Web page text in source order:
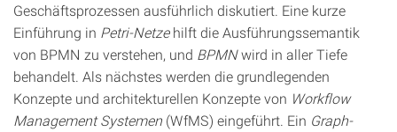
Geschäftsprozessen ausführlich diskutiert. Eine kurze
Einführung in Petri-Netzehilft die Ausführungssemantik
von BPMN zu verstehen, und BPMNwird in aller Tiefe
behandelt. Als nächstes werden die grundlegenden
Konzepte und architekturellen Konzepte von Workflow
Management Systemen (WfMS) eingeführt. Ein Graph-